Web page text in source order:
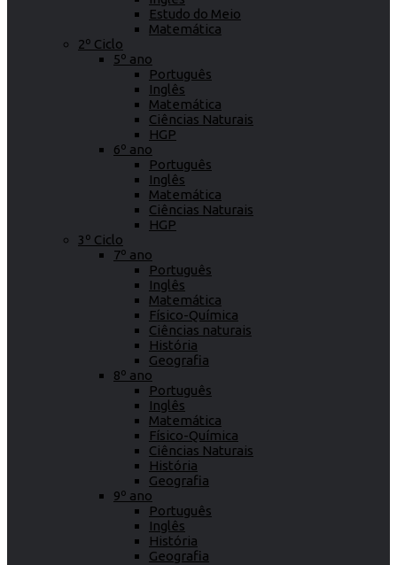
Estudo do Meio
Matemática
2º Ciclo
5º ano
Português
Inglês
Matemática
Ciências Naturais
HGP
6º ano
Português
Inglês
Matemática
Ciências Naturais
HGP
3º Ciclo
7º ano
Português
Inglês
Matemática
Físico-Química
Ciências naturais
História
Geografia
8º ano
Português
Inglês
Matemática
Físico-Química
Ciências Naturais
História
Geografia
9º ano
Português
Inglês
História
Geografia